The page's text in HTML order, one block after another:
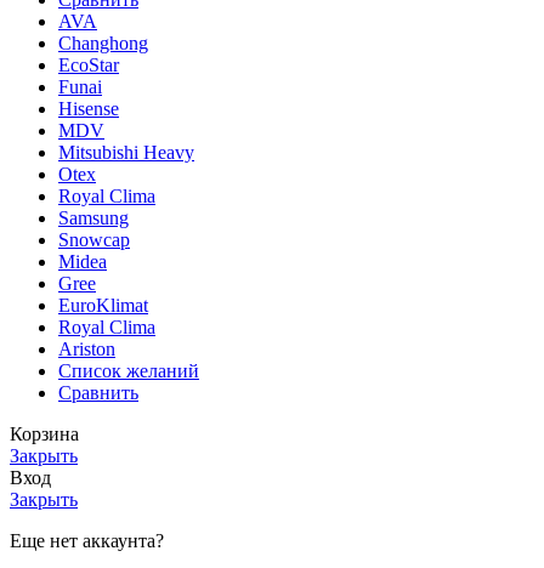
AVA
Changhong
EcoStar
Funai
Hisense
MDV
Mitsubishi Heavy
Otex
Royal Clima
Samsung
Snowcap
Midea
Gree
EuroKlimat
Royal Clima
Ariston
Список желаний
Сравнить
Корзина
Закрыть
Вход
Закрыть
Еще нет аккаунта?